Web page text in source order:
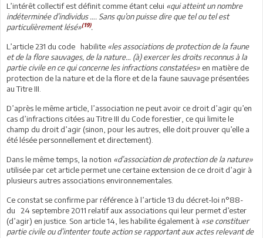
L’intérêt collectif est définit comme étant celui «qui atteint un nombre
indéterminée d’individus …. Sans qu’on puisse dire que tel ou tel est
particulièrement lésé»(19).
L’article 231 du code habilite «les associations de protection de la faune
et de la flore sauvages, de la nature… (à) exercer les droits reconnus à la
partie civile en ce qui concerne les infractions constatées» en matière de
protection de la nature et de la flore et de la faune sauvage présentées
au Titre III.
D’après le même article, l’association ne peut avoir ce droit d’agir qu’en
cas d’infractions citées au Titre III du Code forestier, ce qui limite le
champ du droit d’agir (sinon, pour les autres, elle doit prouver qu’elle a
été lésée personnellement et directement).
Dans le même temps, la notion «d’association de protection de la nature»
utilisée par cet article permet une certaine extension de ce droit d’agir à
plusieurs autres associations environnementales.
Ce constat se confirme par référence à l’article 13 du décret-loi n°88-
du 24 septembre 2011 relatif aux associations qui leur permet d’ester
(d’agir) en justice. Son article 14, les habilite également à «se constituer
partie civile ou d’intenter toute action se rapportant aux actes relevant de